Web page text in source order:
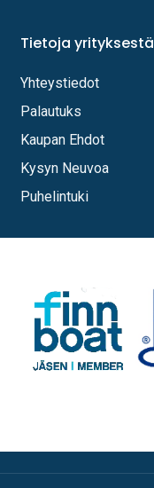
Tietoja yrityksestä
Yhteystiedot
Palautuks
Kaupan Ehdot
Kysyn Neuvoa
Puhelintuki